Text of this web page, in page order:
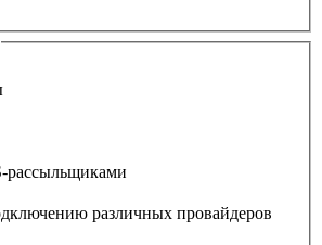
рассыльщиками
различных провайдеров